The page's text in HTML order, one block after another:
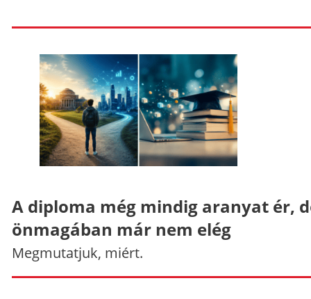
A diploma még mindig aranyat ér,
önmagában már nem elég
Megmutatjuk, miért.